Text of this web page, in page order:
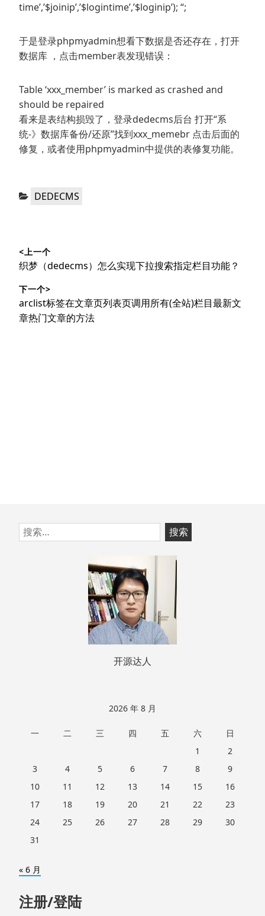
time’,’$joinip’,’$logintime’,’$loginip’); “;
于是登录phpmyadmin想看下数据是否还存在，打开
数据库 ，点击member表发现错误：
Table ‘xxx_member’ is marked as crashed and
should be repaired
看来是表结构损毁了，登录dedecms后台 打开“系
统-》数据库备份/还原”找到xxx_memebr 点击后面的
修复，或者使用phpmyadmin中提供的表修复功能。
分
DEDECMS
章
导
航
<上一个
上
文
章：
织梦（dedecms）怎么实现下拉搜索指定栏目功能？
下一个>
下
篇
arclist标签在文章页列表页调用所有(全站)栏目最新文
章热门文章的方法
跳
至
搜
索：
开源达人
2026 年 8 月
一 二 三 四 五 六
日
1
2
3
4 5 6 7 8
9
10
11 12 13 14 15
16
17
18 19 20 21 22
23
24
25 26 27 28 29
30
31
« 6 月
注册/登陆